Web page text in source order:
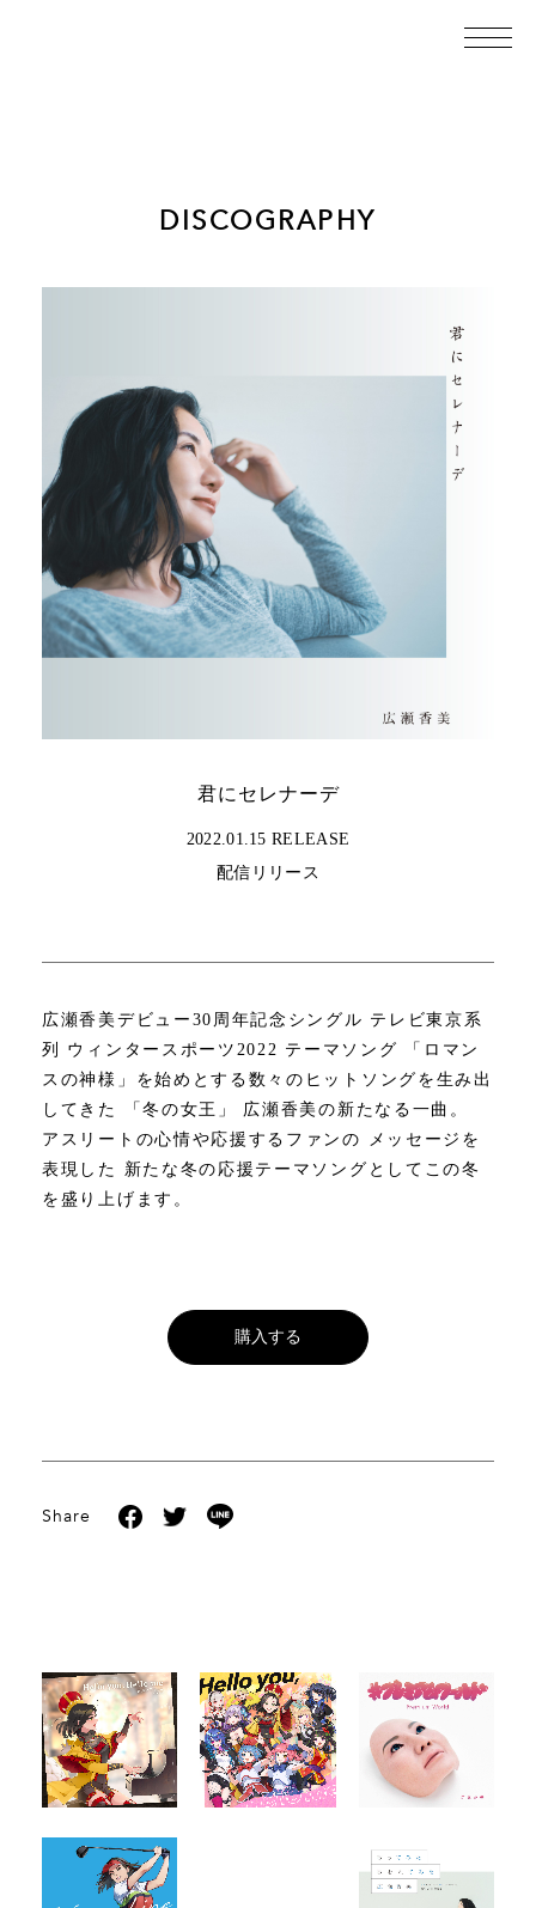
DISCOGRAPHY
君にセレナーデ
2022.01.15 RELEASE
配信リリース
広瀬香美デビュー30周年記念シングル テレビ東京系
列 ウィンタースポーツ2022 テーマソング 「ロマン
スの神様」を始めとする数々のヒットソングを生み出
してきた 「冬の女王」 広瀬香美の新たなる一曲。
アスリートの心情や応援するファンの メッセージを
表現した 新たな冬の応援テーマソングとしてこの冬
を盛り上げます。
購入する
Share